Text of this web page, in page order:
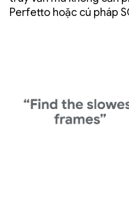
Perfetto hoặc cú pháp